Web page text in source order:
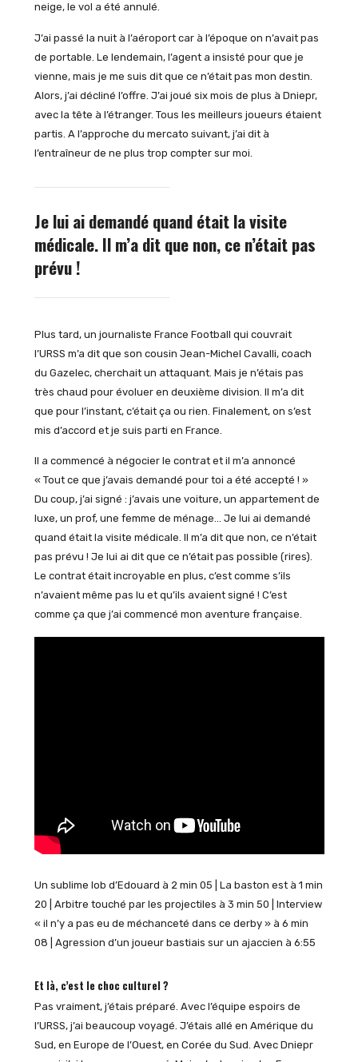
neige, le vol a été annulé.
J’ai passé la nuit à l’aéroport car à l’époque on n’avait pas
de portable. Le lendemain, l’agent a insisté pour que je
vienne, mais je me suis dit que ce n’était pas mon destin.
Alors, j’ai décliné l’offre. J’ai joué six mois de plus à Dniepr,
avec la tête à l’étranger. Tous les meilleurs joueurs étaient
partis. A l’approche du mercato suivant, j’ai dit à
l’entraîneur de ne plus trop compter sur moi.
Je lui ai demandé quand était la visite
médicale. Il m’a dit que non, ce n’était pas
prévu !
Plus tard, un journaliste France Football qui couvrait
l’URSS m’a dit que son cousin Jean-Michel Cavalli, coach
du Gazelec, cherchait un attaquant. Mais je n’étais pas
très chaud pour évoluer en deuxième division. Il m’a dit
que pour l’instant, c’était ça ou rien. Finalement, on s’est
mis d’accord et je suis parti en France.
Il a commencé à négocier le contrat et il m’a annoncé
« Tout ce que j’avais demandé pour toi a été accepté ! »
Du coup, j’ai signé : j’avais une voiture, un appartement de
luxe, un prof, une femme de ménage… Je lui ai demandé
quand était la visite médicale. Il m’a dit que non, ce n’était
pas prévu ! Je lui ai dit que ce n’était pas possible (rires).
Le contrat était incroyable en plus, c’est comme s’ils
n’avaient même pas lu et qu’ils avaient signé ! C’est
comme ça que j’ai commencé mon aventure française.
Un sublime lob d’Edouard à 2 min 05 | La baston est à 1 min
20 | Arbitre touché par les projectiles à 3 min 50 | Interview
« il n’y a pas eu de méchanceté dans ce derby » à 6 min
08 | Agression d’un joueur bastiais sur un ajaccien à 6:55
Et là, c’est le choc culturel ?
Pas vraiment, j’étais préparé. Avec l’équipe espoirs de
l’URSS, j’ai beaucoup voyagé. J’étais allé en Amérique du
Sud, en Europe de l’Ouest, en Corée du Sud. Avec Dniepr